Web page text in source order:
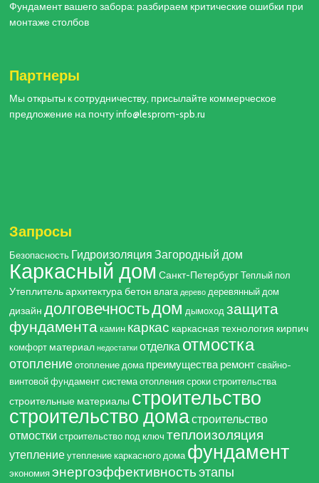
Фундамент вашего забора: разбираем критические ошибки при
монтаже столбов
Партнеры
Мы открыты к сотрудничеству, присылайте коммерческое
предложение на почту info@lesprom-spb.ru
Запросы
Безопасность Гидроизоляция Загородный дом
Каркасный дом Санкт-Петербург Теплый пол
Утеплительархитектурабетон влага дерево деревянный дом
дизайн долговечностьдом дымоход защита
фундамента камин каркас каркасная технология кирпич
комфорт материал недостатки отделка отмостка
отопление отопление дома преимуществаремонт свайно-
винтовой фундамент система отопления сроки строительства
строительные материалы строительство
строительство домастроительство
отмостки строительство под ключ теплоизоляция
утепление утепление каркасного дома фундамент
экономия энергоэффективность этапы